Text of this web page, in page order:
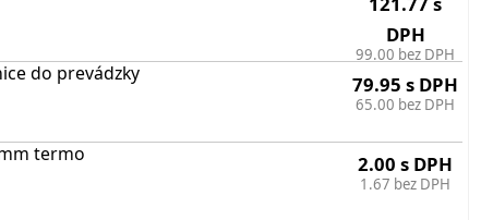
DPH
99.00 bez DPH
do prevádzky 79.95 s DPH
65.00 bez DPH
termo 2.00 s DPH
1.67 bez DPH